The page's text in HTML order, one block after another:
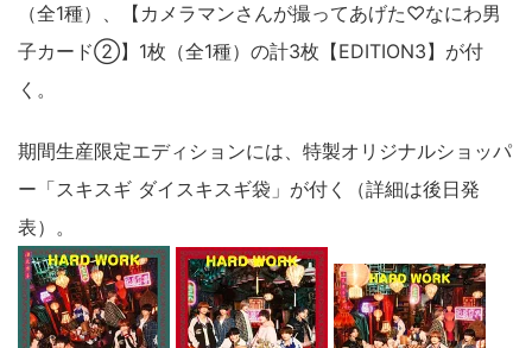
（全1種）、【カメラマンさんが撮ってあげた♡なにわ男
子カード②】1枚（全1種）の計3枚【EDITION3】が付
く。
期間生産限定エディションには、特製オリジナルショッパ
ー「スキスギ ダイスキスギ袋」が付く（詳細は後日発
表）。